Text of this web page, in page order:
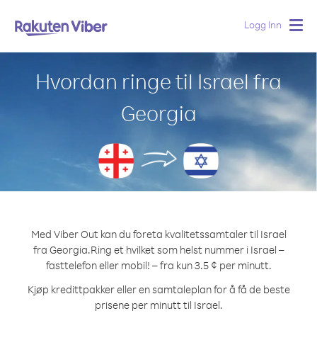
Logg Inn
Hvordan ringe til Israel fra
Georgia
Med Viber Out kan du foreta kvalitetssamtaler til Israel
fra Georgia.Ring et hvilket som helst nummer i Israel –
fasttelefon eller mobil! – fra kun 3.5 ¢ per minutt.
Kjøp kredittpakker eller en samtaleplan for å få de beste
prisene per minutt til Israel.